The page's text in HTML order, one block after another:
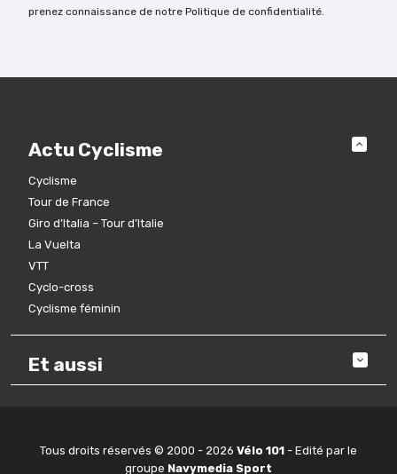
prenez connaissance de notre Politique de confidentialité.
Actu Cyclisme
Cyclisme
Tour de France
Giro d’Italia – Tour d’Italie
La Vuelta
VTT
Cyclo-cross
Cyclisme féminin
Et aussi
Tous droits réservés © 2000 - 2026 Vélo 101 - Edité par le
groupe Navymedia Sport